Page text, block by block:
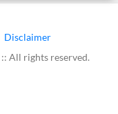
Disclaimer
All rights reserved.